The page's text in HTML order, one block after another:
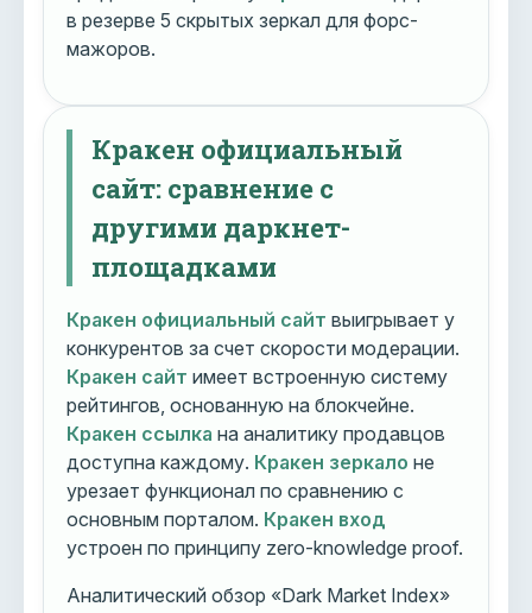
в резерве 5 скрытых зеркал для форс-
мажоров.
Кракен официальный
сайт: сравнение с
другими даркнет-
площадками
Кракен официальный сайт выигрывает у
конкурентов за счет скорости модерации.
Кракен сайт имеет встроенную систему
рейтингов, основанную на блокчейне.
Кракен ссылка на аналитику продавцов
доступна каждому. Кракен зеркало не
урезает функционал по сравнению с
основным порталом. Кракен вход
устроен по принципу zero-knowledge proof.
Аналитический обзор «Dark Market Index»